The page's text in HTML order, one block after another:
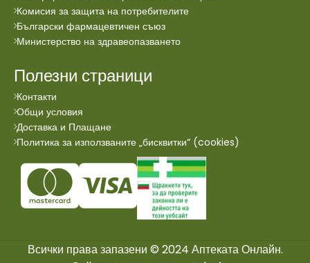
Комисия за защита на потребителите
Български фармацевтичен съюз
Министерство на здравеопазването
Полезни страници
Контакти
Общи условия
Доставка и Плащане
Политика за използваните „бисквитки“ (cookies)
Всички права запазени © 2024 Аптеката Онлайн.